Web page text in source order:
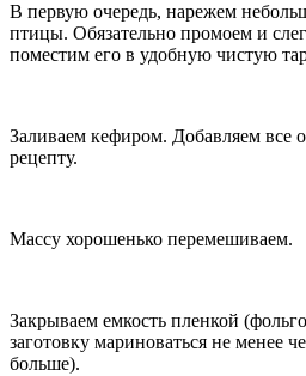
В первую очередь, нарежем
птицы. Обязательно промоем и
поместим его в удобную чистую
Заливаем кефиром. Добавляем все
рецепту.
Массу хорошенько перемешиваем.
Закрываем емкость пленкой
заготовку мариноваться не менее
больше).